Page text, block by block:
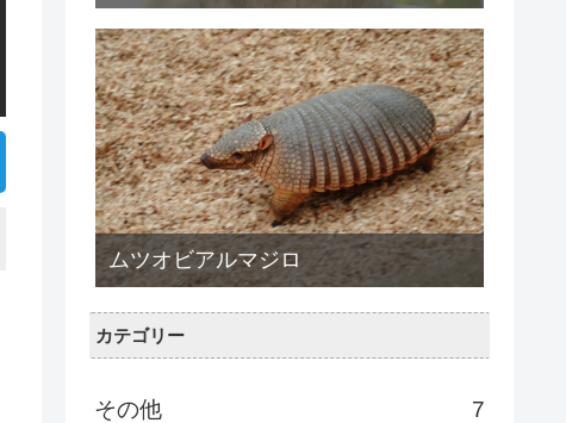
ムツオビアルマジロ
カテゴリー
その他 7